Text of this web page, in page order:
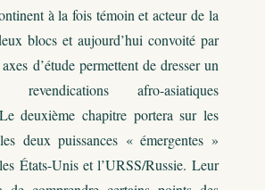
à la fois témoin et acteur de la
blocs et aujourd’hui convoité par
d’étude permettent de dresser un
afro-asiatiques
deuxième chapitre portera sur les
deux puissances « émergentes »
États-Unis et l’URSS/Russie. Leur